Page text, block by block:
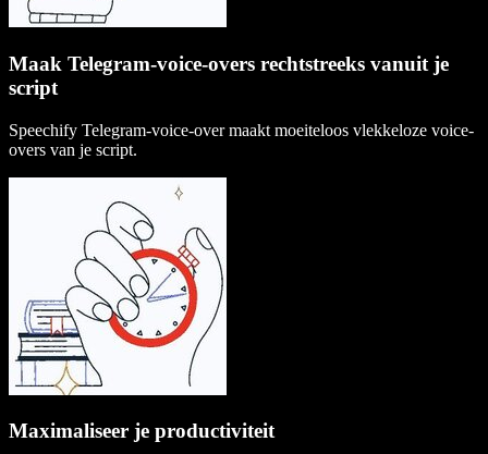
Maak Telegram-voice-overs rechtstreeks vanuit je
script
Speechify Telegram-voice-over maakt moeiteloos vlekkeloze voice-
overs van je script.
Maximaliseer je productiviteit